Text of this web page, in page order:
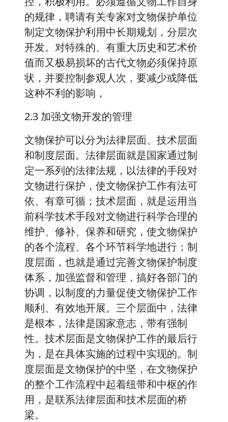
的规律，聘请有关专家对文物保护单位
制定文物保护利用中长期规划，分层次
开发。对特殊的、有重大历史和艺术价
值而又极易损坏的古代文物必须保持原
状，并要控制参观人次，要减少或降低
这种不利的影响，
2.3 加强文物开发的管理
文物保护可以分为法律层面、技术层面
和制度层面。法律层面就是国家通过制
定一系列的法律法规，以法律的手段对
文物进行保护，使文物保护工作有法可
依、有章可循；技术层面，就是运用当
前科学技术手段对文物进行科学合理的
维护、修补、保养和研究，使文物保护
的各个流程、各个环节科学地进行；制
度层面，也就是通过完善文物保护制度
体系，加强监督和管理，搞好各部门的
协调，以制度的力量促使文物保护工作
顺利、有效地开展。三个层面中，法律
是根本，法律是国家意志，带有强制
性。技术层面是文物保护工作的最后行
为，是在具体实施的过程中实现的。制
度层面是文物保护的中坚，在文物保护
的整个工作流程中起着纽带和中枢的作
用，是联系法律层面和技术层面的桥
梁。